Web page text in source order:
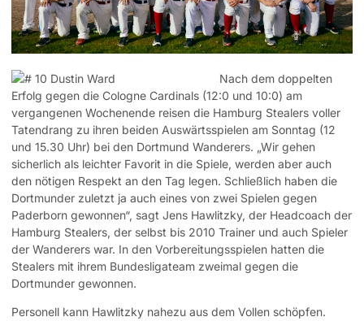
Nach dem doppelten
Erfolg gegen die Cologne Cardinals (12:0 und 10:0) am
vergangenen Wochenende reisen die Hamburg Stealers voller
Tatendrang zu ihren beiden Auswärtsspielen am Sonntag (12
und 15.30 Uhr) bei den Dortmund Wanderers. „Wir gehen
sicherlich als leichter Favorit in die Spiele, werden aber auch
den nötigen Respekt an den Tag legen. Schließlich haben die
Dortmunder zuletzt ja auch eines von zwei Spielen gegen
Paderborn gewonnen“, sagt Jens Hawlitzky, der Headcoach der
Hamburg Stealers, der selbst bis 2010 Trainer und auch Spieler
der Wanderers war. In den Vorbereitungsspielen hatten die
Stealers mit ihrem Bundesligateam zweimal gegen die
Dortmunder gewonnen.
Personell kann Hawlitzky nahezu aus dem Vollen schöpfen.